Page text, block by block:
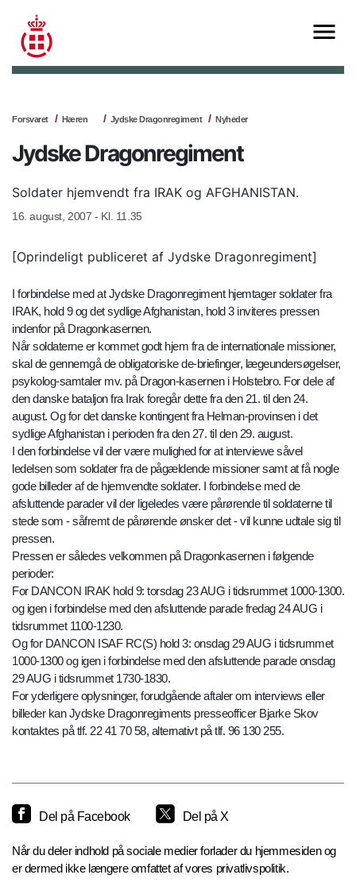
Forsvaret Hæren Jydske Dragonregiment Nyheder
Jydske Dragonregiment
Soldater hjemvendt fra IRAK og AFGHANISTAN.
16. august, 2007 - Kl. 11.35
[Oprindeligt publiceret af Jydske Dragonregiment]
I forbindelse med at Jydske Dragonregiment hjemtager soldater fra
IRAK, hold 9 og det sydlige Afghanistan, hold 3 inviteres pressen
indenfor på Dragonkasernen.
Når soldaterne er kommet godt hjem fra de internationale missioner,
skal de gennemgå de obligatoriske de-briefinger, lægeundersøgelser,
psykolog-samtaler mv. på Dragon-kasernen i Holstebro. For dele af
den danske bataljon fra Irak foregår dette fra den 21. til den 24.
august. Og for det danske kontingent fra Helman-provinsen i det
sydlige Afghanistan i perioden fra den 27. til den 29. august.
I den forbindelse vil der være mulighed for at interviewe såvel
ledelsen som soldater fra de pågældende missioner samt at få nogle
gode billeder af de hjemvendte soldater. I forbindelse med de
afsluttende parader vil der ligeledes være pårørende til soldaterne til
stede som - såfremt de pårørende ønsker det - vil kunne udtale sig til
pressen.
Pressen er således velkommen på Dragonkasernen i følgende
perioder:
For DANCON IRAK hold 9: torsdag 23 AUG i tidsrummet 1000-1300.
og igen i forbindelse med den afsluttende parade fredag 24 AUG i
tidsrummet 1100-1230.
Og for DANCON ISAF RC(S) hold 3: onsdag 29 AUG i tidsrummet
1000-1300 og igen i forbindelse med den afsluttende parade onsdag
29 AUG i tidsrummet 1730-1830.
For yderligere oplysninger, forudgående aftaler om interviews eller
billeder kan Jydske Dragonregiments presseofficer Bjarke Skov
kontaktes på tlf. 22 41 70 58, alternativt på tlf. 96 130 255.
Del på Facebook Del på X
Når du deler indhold på sociale medier forlader du hjemmesiden og
er dermed ikke længere omfattet af vores privatlivspolitik.